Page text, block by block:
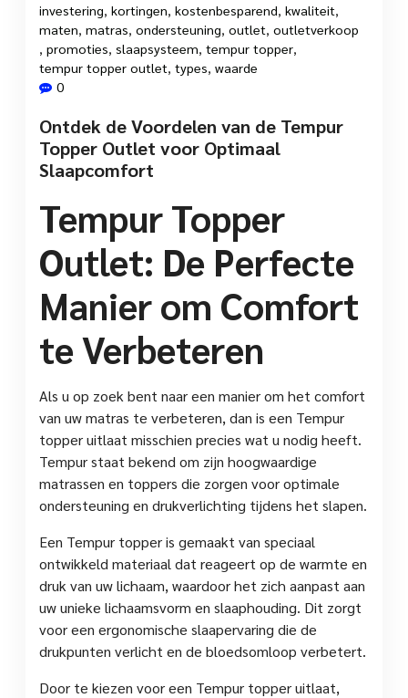
investering kortingen kostenbesparend kwaliteit
maten matras ondersteuning outlet outletverkoop
promoties slaapsysteem tempur topper
tempur topper outlet types waarde
0
Ontdek de Voordelen van de Tempur
Topper Outlet voor Optimaal
Slaapcomfort
Tempur Topper
Outlet: De Perfecte
Manier om Comfort
te Verbeteren
Als u op zoek bent naar een manier om het comfort
van uw matras te verbeteren, dan is een Tempur
topper uitlaat misschien precies wat u nodig heeft.
Tempur staat bekend om zijn hoogwaardige
matrassen en toppers die zorgen voor optimale
ondersteuning en drukverlichting tijdens het slapen.
Een Tempur topper is gemaakt van speciaal
ontwikkeld materiaal dat reageert op de warmte en
druk van uw lichaam, waardoor het zich aanpast aan
uw unieke lichaamsvorm en slaaphouding. Dit zorgt
voor een ergonomische slaapervaring die de
drukpunten verlicht en de bloedsomloop verbetert.
Door te kiezen voor een Tempur topper uitlaat,